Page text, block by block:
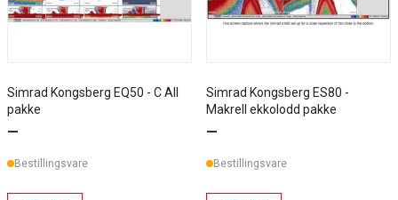
Simrad Kongsberg EQ50 - C All
pakke
—
Bestillingsvare
Simrad Kongsberg ES80 -
Makrell ekkolodd pakke
—
Bestillingsvare